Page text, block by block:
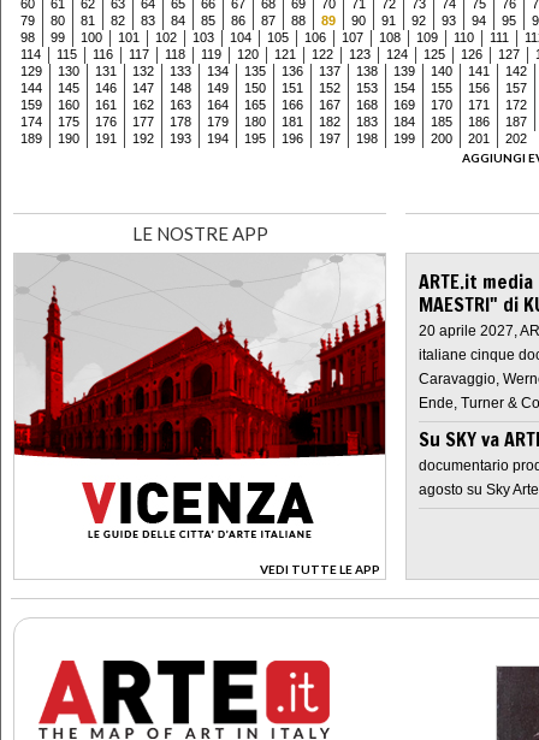
60 61 62 63 64 65 66 67 68 69 70 71 72 73 74 75 76
79
80 81 82 83 84 85 86 87 88 89 90 91 92 93 94 95
98
99 100 101 102 103 104 105 106 107 108 109 110 111
114
115 116 117 118 119 120 121 122 123 124 125 126 127
129
130 131 132 133 134 135 136 137 138 139 140 141
142
144
145 146 147 148 149 150 151 152 153 154 155 156
157
159
160 161 162 163 164 165 166 167 168 169 170 171
172
174
175 176 177 178 179 180 181 182 183 184 185 186
187
189
190 191 192 193 194 195 196 197 198 199 200 201
202
AGGIUNGI
LE NOSTRE APP
VEDI TUTTE LE APP
>
ARTE.it
MAESTRI" di
20 aprile 2027,
italiane cinque
Caravaggio,
Ende, Turner &
Su SKY va
documentario
agosto su Sky Arte